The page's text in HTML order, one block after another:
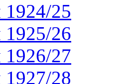
1924/25
1925/26
1926/27
1927/28